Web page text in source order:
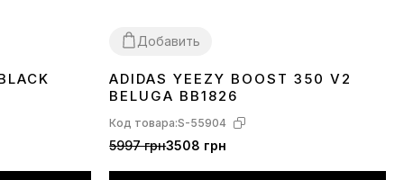
Добавить
37 3839 40 4142
ADIDAS YEEZY BOOST 350 V2
BELUGA BB1826
Код товара:S-55904
5997 грн3508 грн